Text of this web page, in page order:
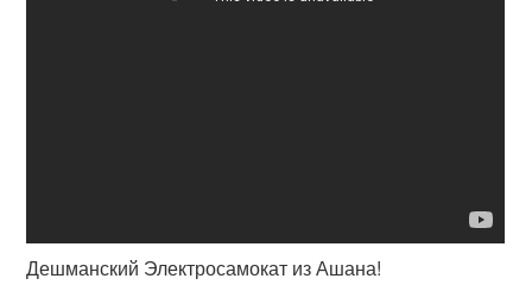
Дешманский Электросамокат из Ашана!